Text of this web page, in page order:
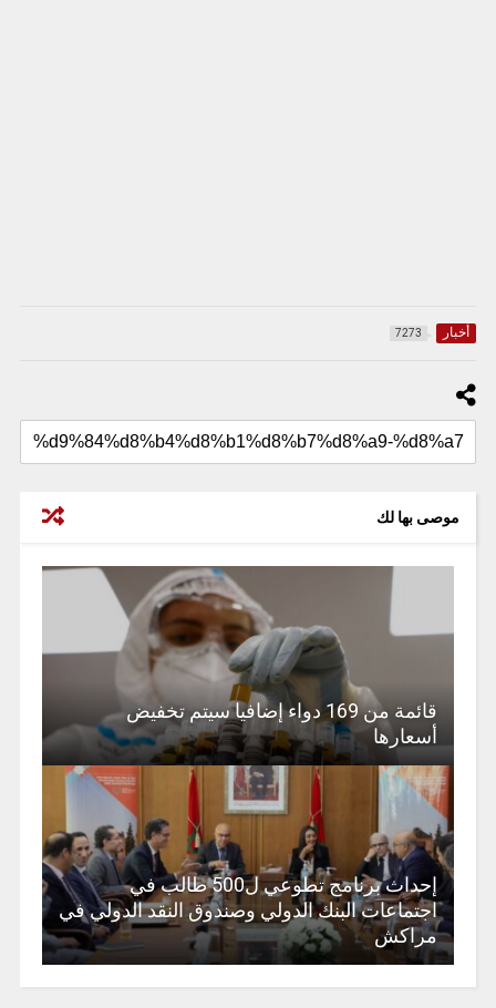
أخبار 7273
موصى بها لك
قائمة من 169 دواء إضافيا سيتم تخفيض
أسعارها
إحداث برنامج تطوعي ل500 طالب في
اجتماعات البنك الدولي وصندوق النقد الدولي في
مراكش